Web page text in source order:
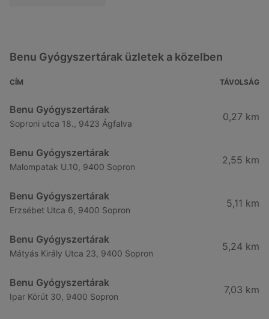
Benu Gyógyszertárak üzletek a közelben
CÍM TÁVOLSÁG
Benu Gyógyszertárak
Soproni utca 18., 9423 Ágfalva
0,27 km
Benu Gyógyszertárak
Malompatak U.10, 9400 Sopron
2,55 km
Benu Gyógyszertárak
Erzsébet Utca 6, 9400 Sopron
5,11 km
Benu Gyógyszertárak
Mátyás Király Utca 23, 9400 Sopron
5,24 km
Benu Gyógyszertárak
Ipar Körút 30, 9400 Sopron
7,03 km